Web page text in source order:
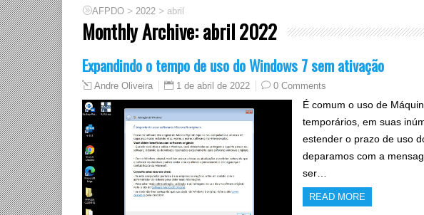
AFPDO > 2022 > abril
Monthly Archive:abril 2022
Expandindo o tempo de uso do Windows 7 sem ativação
Andre Oliveira 1 de abril de 2022 0 Comments
É comum o uso de
temporários, em suas
estender o prazo de uso
deparamos com a
ser…
READ MORE